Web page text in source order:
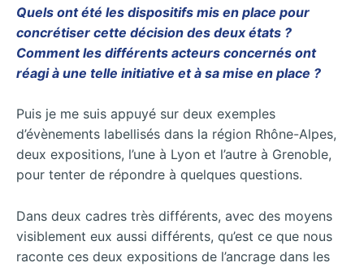
Quels ont été les dispositifs mis en place pour
concrétiser cette décision des deux états ?
Comment les différents acteurs concernés ont
réagi à une telle initiative et à sa mise en place ?
Puis je me suis appuyé sur deux exemples
d’évènements labellisés dans la région Rhône-Alpes,
deux expositions, l’une à Lyon et l’autre à Grenoble,
pour tenter de répondre à quelques questions.
Dans deux cadres très différents, avec des moyens
visiblement eux aussi différents, qu’est ce que nous
raconte ces deux expositions de l’ancrage dans les